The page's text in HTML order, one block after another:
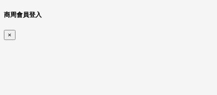
商周會員登入
×